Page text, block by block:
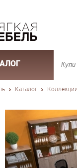
Каталог Коллекции